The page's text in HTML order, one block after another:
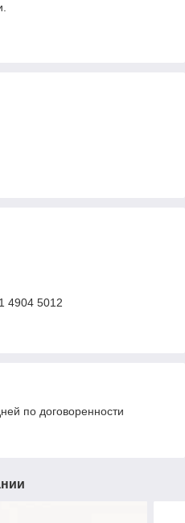
4904 5012
по договоренности